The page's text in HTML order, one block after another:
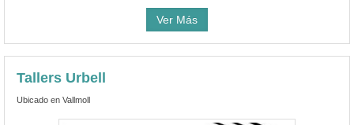
Ver Más
Tallers Urbell
Ubicado en Vallmoll